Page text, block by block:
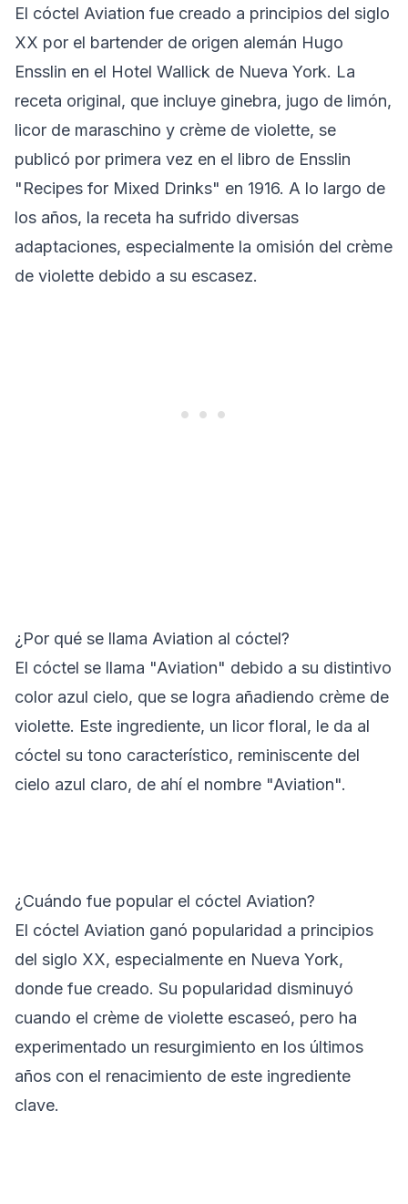
El cóctel Aviation fue creado a principios del siglo
XX por el bartender de origen alemán Hugo
Ensslin en el Hotel Wallick de Nueva York. La
receta original, que incluye ginebra, jugo de limón,
licor de maraschino y crème de violette, se
publicó por primera vez en el libro de Ensslin
"Recipes for Mixed Drinks" en 1916. A lo largo de
los años, la receta ha sufrido diversas
adaptaciones, especialmente la omisión del crème
de violette debido a su escasez.
¿Por qué se llama Aviation al cóctel?
El cóctel se llama "Aviation" debido a su distintivo
color azul cielo, que se logra añadiendo crème de
violette. Este ingrediente, un licor floral, le da al
cóctel su tono característico, reminiscente del
cielo azul claro, de ahí el nombre "Aviation".
¿Cuándo fue popular el cóctel Aviation?
El cóctel Aviation ganó popularidad a principios
del siglo XX, especialmente en Nueva York,
donde fue creado. Su popularidad disminuyó
cuando el crème de violette escaseó, pero ha
experimentado un resurgimiento en los últimos
años con el renacimiento de este ingrediente
clave.